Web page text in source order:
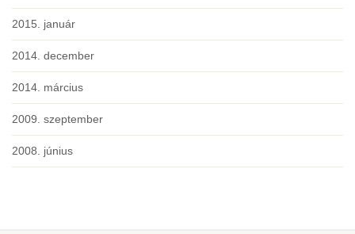
2015. január
2014. december
2014. március
2009. szeptember
2008. június